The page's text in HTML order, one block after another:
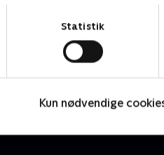
Statistik
Kun nødvendige